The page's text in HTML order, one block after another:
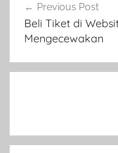
pos
Previous Post
Beli Tiket di
Mengecewakan